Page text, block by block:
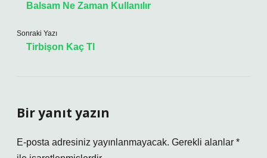
Balsam Ne Zaman Kullanılır
Sonraki Yazı
Tirbişon Kaç Tl
Bir yanıt yazın
E-posta adresiniz yayınlanmayacak. Gerekli alanlar *